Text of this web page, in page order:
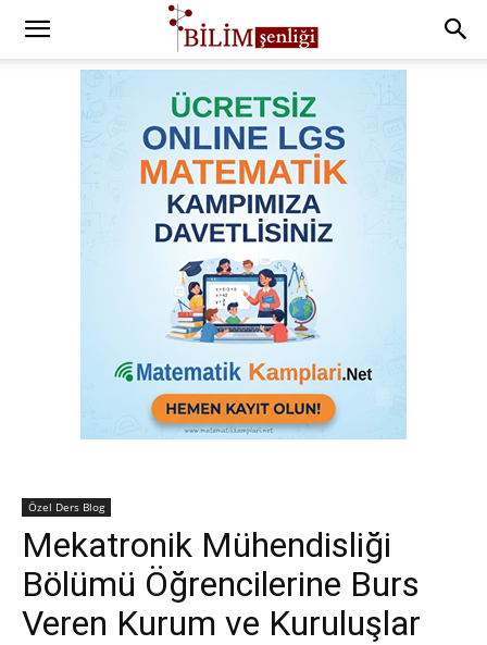
Özel Ders Blog
Mekatronik Mühendisliği
Bölümü Öğrencilerine Burs
Veren Kurum ve Kuruluşlar